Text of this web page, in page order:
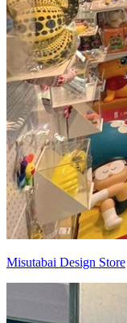
Misutabai Design Store